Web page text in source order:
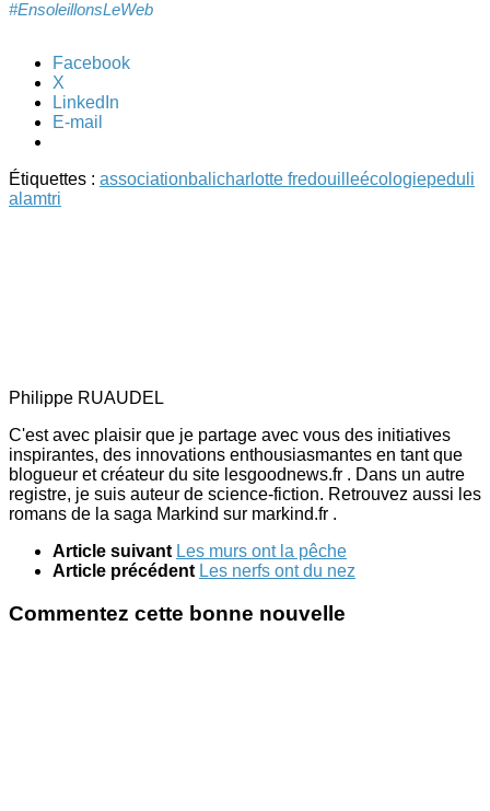
#EnsoleillonsLeWeb
Facebook
X
LinkedIn
E-mail
Étiquettes : associationbalicharlotte fredouilleécologiepeduli
alamtri
Philippe RUAUDEL
C'est avec plaisir que je partage avec vous des initiatives
inspirantes, des innovations enthousiasmantes en tant que
blogueur et créateur du site lesgoodnews.fr . Dans un autre
registre, je suis auteur de science-fiction. Retrouvez aussi les
romans de la saga Markind sur markind.fr .
Article suivant Les murs ont la pêche
Article précédent Les nerfs ont du nez
Commentez cette bonne nouvelle